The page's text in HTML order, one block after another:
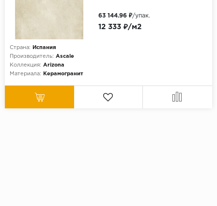
Страна:
Испания
Производитель: Ascale
Коллекция: Arizona
Материала:
Керамогранит
12 333 ₽/м2
63 144.96 ₽/упак.